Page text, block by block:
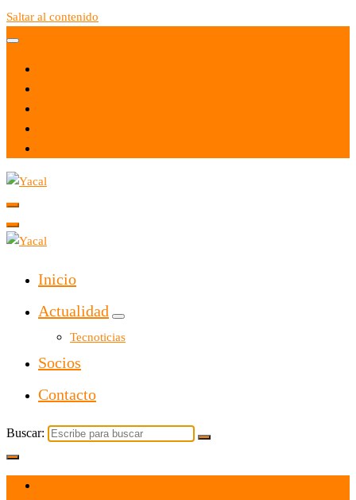
Saltar al contenido
Yacal micro hosting
Inicio
Actualidad
Tecnoticias
Socios
Contacto
Buscar: